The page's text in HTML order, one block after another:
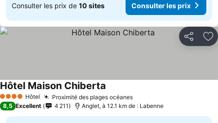
Consulter les prix de 10 sites Consulter les prix
Partager
4 Étoiles Hôtel Proximité des plages océanes
Hôtel Maison Chiberta
8,5 Excellent 4 211 Anglet, à 12.1 km de : Labenne